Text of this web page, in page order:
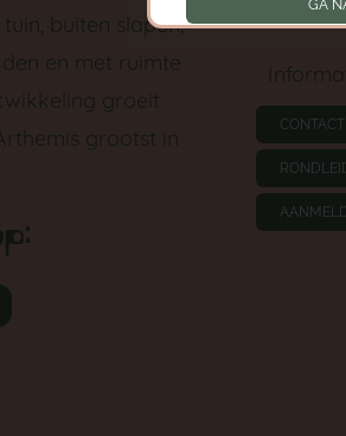
buiten slapen,
en met ruimte
groeit
grootst in
CONTACT
GA